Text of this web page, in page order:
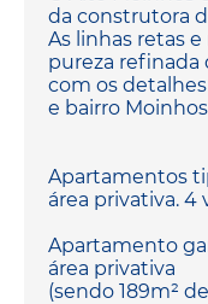
da construtora
As linhas retas
pureza refinada
com os
e bairro
Apartamentos
área privativa. 4
Apartamento
área privativa
(sendo 189m²